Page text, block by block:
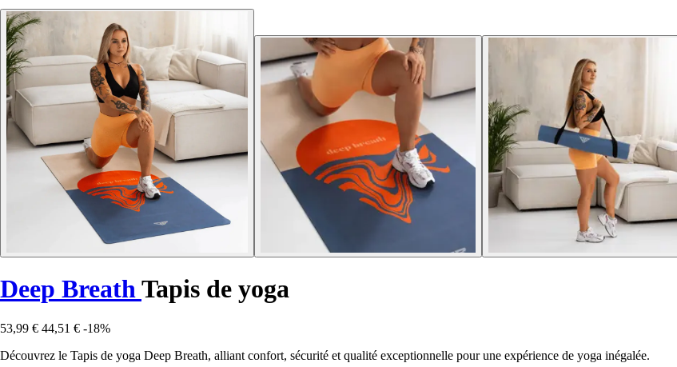
Deep BreathTapis de yoga
53,99 € 44,51 € -18%
Découvrez le Tapis de yoga Deep Breath, alliant confort, sécurité et qualité exceptionnelle pour une expérience de yoga inégalée.